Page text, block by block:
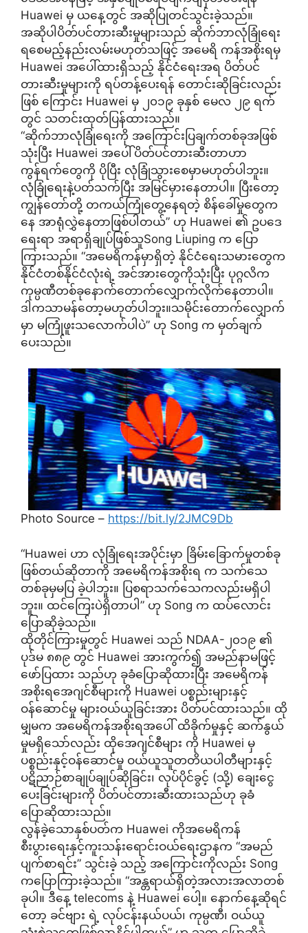
Huawei မှ ယနေ့တွင် အဆိုပြုတင်သွင်းခဲ့သည်။
အဆိုပါပိတ်ပင်တားဆီးမှုများသည် ဆိုက်ဘာလုံခြုံရေး
ရစေမည့်နည်းလမ်းမဟုတ်သဖြင့် အမေရိ ကန်အစိုးရမှ
Huawei အပေါ်ထားရှိသည့် နိုင်ငံရေးအရ ပိတ်ပင်
တားဆီးမှုများကို ရပ်တန့်ပေးရန် တောင်းဆိုခြင်းလည်း
ဖြစ် ကြောင်း Huawei မှ ၂၀၁၉ ခုနှစ် မေလ ၂၉ ရက်
တွင် သတင်းထုတ်ပြန်ထားသည်။
“ဆိုက်ဘာလုံခြုံရေးကို အကြောင်းပြချက်တစ်ခုအဖြစ်
သုံးပြီး Huawei အပေါ်ပိတ်ပင်တားဆီးတာဟာ
ကွန်ရက်တွေကို ပိုပြီး လုံခြုံသွားစေမှာမဟုတ်ပါဘူး။
လုံခြုံရေးနဲ့ပတ်သက်ပြီး အမြင်မှားနေတာပါ။ ပြီးတော့
ကျွန်တော်တို့ တကယ်ကြုံတွေ့နေရတဲ့ စိန်ခေါ်မှုတွေက
နေ အာရုံလွှဲနေတာဖြစ်ပါတယ်” ဟု Huawei ၏ ဥပဒေ
ရေးရာ အရာရှိချုပ်ဖြစ်သူSong Liuping က ပြော
ကြားသည်။ “အမေရိကန်မှာရှိတဲ့ နိုင်ငံရေးသမားတွေက
နိုင်ငံတစ်နိုင်ငံလုံးရဲ့ အင်အားတွေကိုသုံးပြီး ပုဂ္ဂလိက
ကုမ္ပဏီတစ်ခုနောက်တောက်လျှောက်လိုက်နေတာပါ။
ဒါကသာမန်တော့မဟုတ်ပါဘူး။သမိုင်းတောက်လျှောက်
မှာ မကြုံဖူးသလောက်ပါပဲ” ဟု Song က မှတ်ချက်
ပေးသည်။
Photo Source – https://bit.ly/2JMC9Db
“Huawei ဟာ လုံခြုံရေးအပိုင်းမှာ ခြိမ်းခြောက်မှုတစ်ခု
ဖြစ်တယ်ဆိုတာကို အမေရိကန်အစိုးရ က သက်သေ
တစ်ခုမှမပြ ခဲ့ပါဘူး။ ပြစရာသက်သေကလည်းမရှိပါ
ဘူး။ ထင်ကြေးပဲရှိတာပါ” ဟု Song က ထပ်လောင်း
ပြောဆိုခဲ့သည်။
ထိုတိုင်ကြားမှုတွင် Huawei သည် NDAA-၂၀၁၉ ၏
ပုဒ်မ ၈၈၉ တွင် Huawei အားကွက်၍ အမည်နာမဖြင့်
ဖော်ပြထား သည်ဟု ခုခံပြောဆိုထားပြီး အမေရိကန်
အစိုးရအေဂျင်စီများကို Huawei ပစ္စည်းများနှင့်
ဝန်ဆောင်မှု များဝယ်ယူခြင်းအား ပိတ်ပင်ထားသည်။ ထို
မျှမက အမေရိကန်အစိုးရအပေါ် ထိခိုက်မှုနှင့် ဆက်နွယ်
မှုမရှိသော်လည်း ထိုအေဂျင်စီများ ကို Huawei မှ
ပစ္စည်းနှင့်ဝန်ဆောင်မှု ဝယ်ယူသူတတိယပါတီများနှင့်
ပဋိညာဉ်စာချုပ်ချုပ်ဆိုခြင်း၊ လုပ်ပိုင်ခွင့် (သို့) ချေးငွေ
ပေးခြင်းများကို ပိတ်ပင်တားဆီးထားသည်ဟု ခုခံ
ပြောဆိုထားသည်။
လွန်ခဲ့သောနှစ်ပတ်က Huawei ကိုအမေရိကန်
စီးပွားရေးနှင့်ကူးသန်းရောင်းဝယ်ရေးဌာနက “အမည်
ပျက်စာရင်း” သွင်းခဲ့ သည့် အကြောင်းကိုလည်း Song
ကပြောကြားခဲ့သည်။ “အန္တရာယ်ရှိတဲ့အလားအလာတစ်
ခုပါ။ ဒီနေ့ telecoms နဲ့ Huawei ပေါ့။ နောက်နေ့ဆိုရင်
တော့ ခင်ဗျား ရဲ့ လုပ်ငန်းနယ်ပယ်၊ ကုမ္ပဏီ၊ ဝယ်ယူ